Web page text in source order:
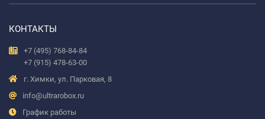
КОНТАКТЫ
+7 (495) 768-84-84
+7 (915) 478-63-00
г. Химки, ул. Парковая, 8
info@ultrarobox.ru
График работы